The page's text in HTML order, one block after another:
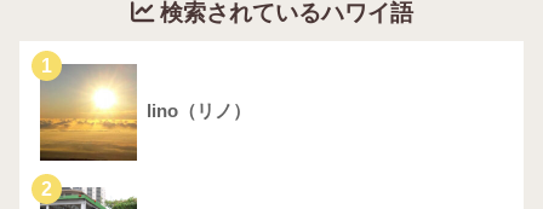
検索されているハワイ語
1
lino（リノ）
2